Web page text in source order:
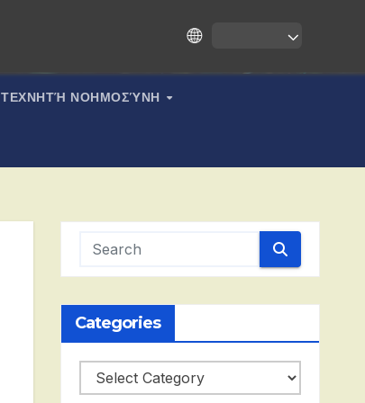
ΤΕΧΝΗΤΉ ΝΟΗΜΟΣΎΝΗ
Categories
Categories